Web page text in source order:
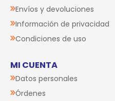
Envíos y devoluciones
Información de privacidad
Condiciones de uso
MI CUENTA
Datos personales
Órdenes